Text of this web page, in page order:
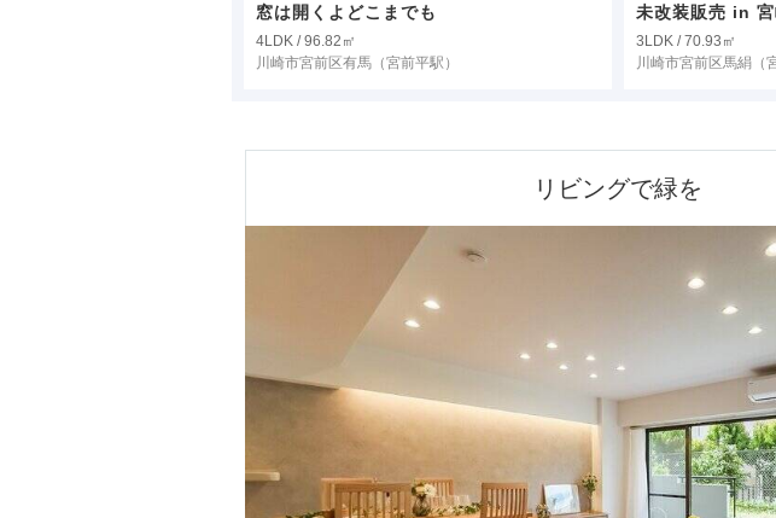
窓は開くよどこまでも
4LDK / 96.82㎡
川崎市宮前区有馬 （宮前平駅）
未改装販売 in
3LDK / 70.93㎡
川崎市宮前区馬絹 （
リビングで緑を